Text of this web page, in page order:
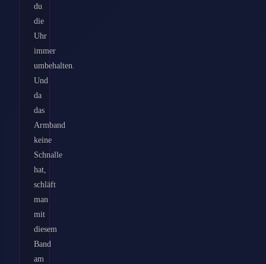
du
die
Uhr
immer
umbehalten.
Und
da
das
Armband
keine
Schnalle
hat,
schläft
man
mit
diesem
Band
am